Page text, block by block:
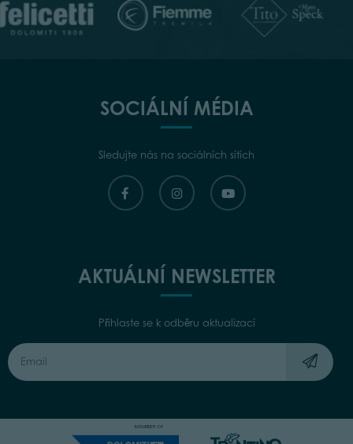
SOCIÁLNÍ MÉDIA
Sledujte nás na sociálních sítích
AKTUÁLNÍ NEWSLETTER
Přihlaste se k odběru aktualizací